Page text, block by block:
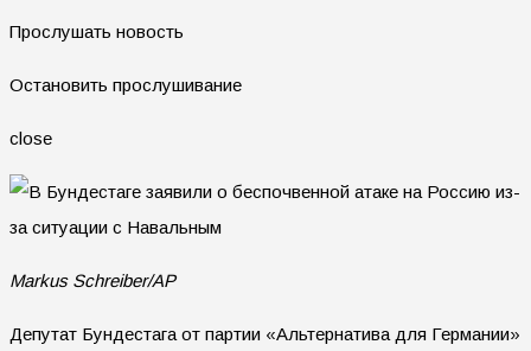
Прослушать новость
Остановить прослушивание
close
Markus Schreiber/AP
Депутат Бундестага от партии «Альтернатива для Германии»